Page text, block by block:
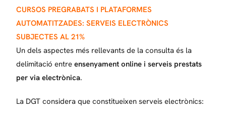
CURSOS PREGRABATS I PLATAFORMES
AUTOMATITZADES: SERVEIS ELECTRÒNICS
SUBJECTES AL 21%
Un dels aspectes més rellevants de la consulta és la
delimitació entreensenyament online i serveis prestats
per via electrònica.
La DGT considera que constitueixen serveis electrònics: